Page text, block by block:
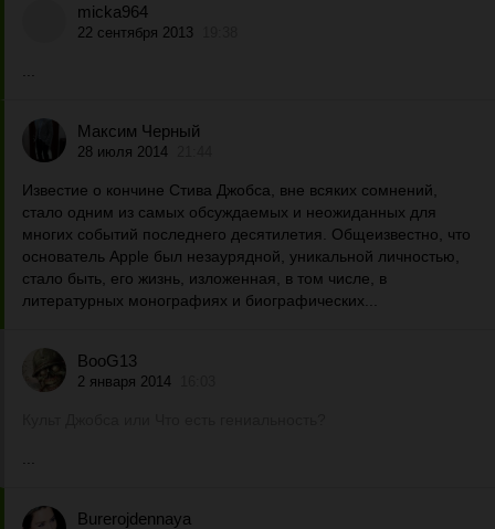
micka964
22 сентября 2013
Максим Черный
28 июля 2014
Известие о кончине Стива Джобса, вне всяких сомнений,
стало одним из самых обсуждаемых и неожиданных для
многих событий последнего десятилетия. Общеизвестно, что
основатель Apple был незаурядной, уникальной личностью,
стало быть, его жизнь, изложенная, в том числе, в
литературных монографиях и биографических...
BooG13
2 января 2014
Burerojdennaya